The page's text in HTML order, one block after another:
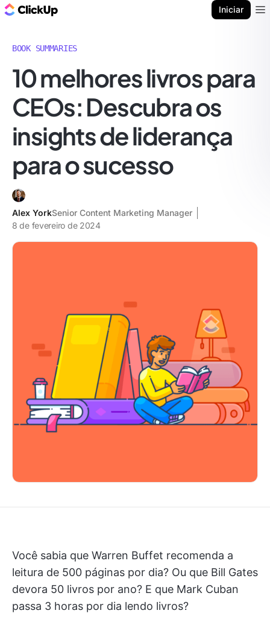
Iniciar
BOOK SUMMARIES
10 melhores livros para
CEOs: Descubra os
insights de liderança
para o sucesso
Alex YorkSenior Content Marketing Manager
8 de fevereiro de 2024
Você sabia que Warren Buffet recomenda a
leitura de 500 páginas por dia? Ou que Bill Gates
devora 50 livros por ano? E que Mark Cuban
passa 3 horas por dia lendo livros?